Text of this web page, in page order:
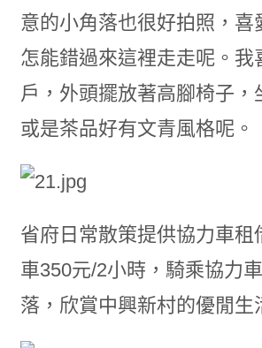
意的小角落也很好拍照，喜
怎能錯過來這裡走走呢。我
戶，外頭擺放著高腳椅子，
或是茶品好有文青風格呢。
省府日常散策提供協力車租
車350元/2小時，騎乘協力
落，欣賞中興新村的優閒生